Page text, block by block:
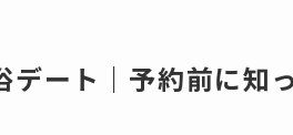
デート｜予約前に知